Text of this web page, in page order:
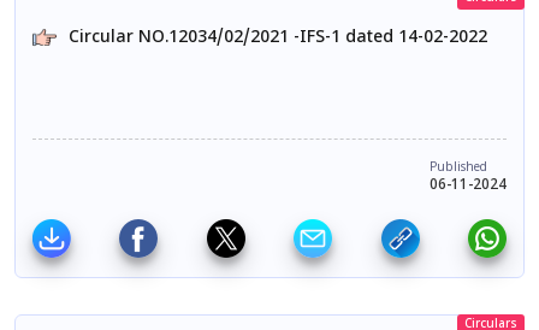
Circular NO.12034/02/2021 -IFS-1 dated 14-02-2022
Published
06-11-2024
Circulars